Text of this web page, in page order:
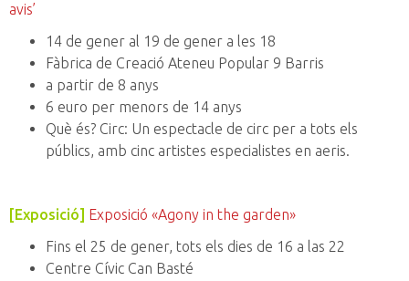
avis’
14 de gener al 19 de gener a les 18
Fàbrica de Creació Ateneu Popular 9 Barris
a partir de 8 anys
6 euro per menors de 14 anys
Què és? Circ: Un espectacle de circ per a tots els
públics, amb cinc artistes especialistes en aeris.
[Exposició] Exposició «Agony in the garden»
Fins el 25 de gener, tots els dies de 16 a las 22
Centre Cívic Can Basté